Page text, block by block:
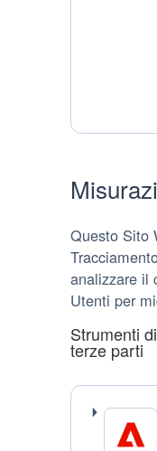
Questo Sito
analizzare il
Utenti per
Strumenti
terze parti